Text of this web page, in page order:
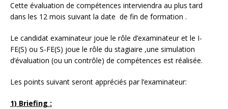
Cette évaluation de compétences interviendra au plus tard
dans les 12 mois suivant la date de fin de formation .
Le candidat examinateur joue le rôle d’examinateur et le I-
FE(S) ou S-FE(S) joue le rôle du stagiaire ,une simulation
d’évaluation (ou un contrôle) de compétences est réalisée.
Les points suivant seront appréciés par l’examinateur:
1) Briefing :